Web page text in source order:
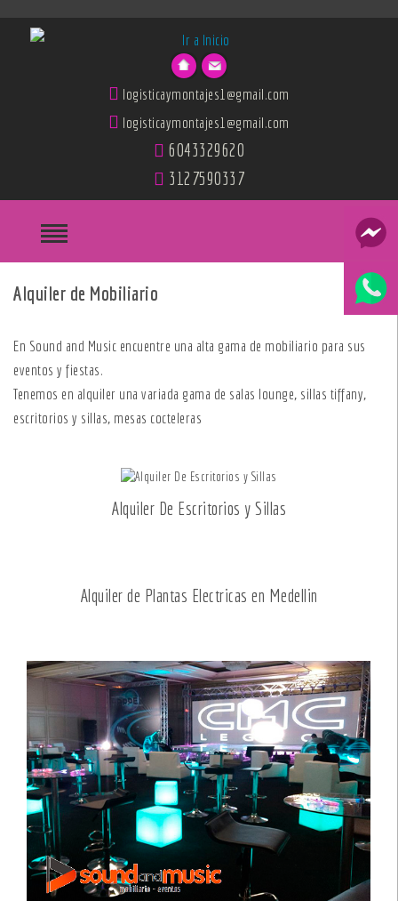
logisticaymontajes1@gmail.com
logisticaymontajes1@gmail.com
6043329620
3127590337
Alquiler de Mobiliario
En Sound and Music encuentre una alta gama de mobiliario para sus
eventos y fiestas.
Tenemos en alquiler una variada gama de salas lounge, sillas tiffany,
escritorios y sillas, mesas cocteleras
Alquiler De Escritorios y Sillas
Alquiler de Plantas Electricas en Medellin